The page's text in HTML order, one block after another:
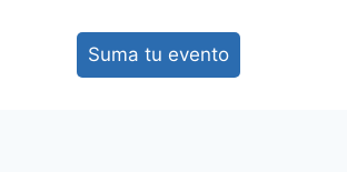
Suma tu evento